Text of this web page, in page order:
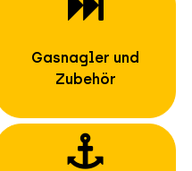
Gasnagler und
Zubehör